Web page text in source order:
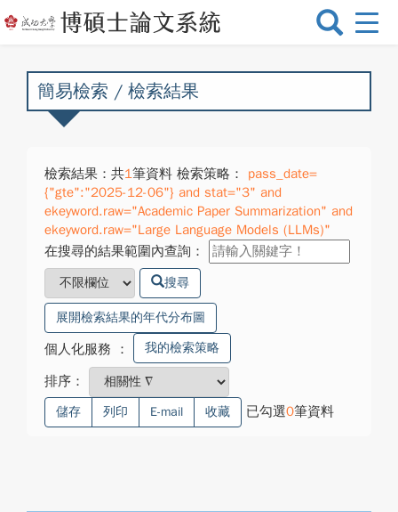
選
換
簡易檢索 / 檢索結果
檢索結果：共1筆資料 檢索策略：
pass_date=
{"gte":"2025-12-06"} and stat="3" and
ekeyword.raw="Academic Paper Summarization" and
ekeyword.raw="Large Language Models (LLMs)"
在搜尋的結果範圍內查詢：
搜尋
展開檢索結果的年代分布圖
個人化服務 ： 我的檢索策略
排序：
儲存 列印 E-mail 收藏 已勾選0筆資料